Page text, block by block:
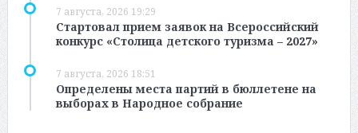
7 августа, 2026 19:29
Стартовал прием заявок на Всероссийский
конкурс «Столица детского туризма – 2027»
7 августа, 2026 18:51
Определены места партий в бюллетене на
выборах в Народное собрание